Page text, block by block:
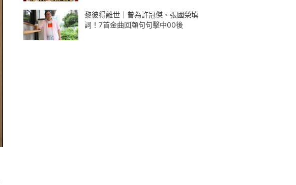
黎彼得離世｜曾為許冠傑、張國榮填
詞！7首金曲回顧句句擊中00後